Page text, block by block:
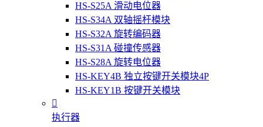
HS-S25A 滑动电位器
HS-S34A 双轴摇杆模块
HS-S32A 旋转编码器
HS-S31A 碰撞传感器
HS-S28A 旋转电位器
HS-KEY4B 独立按键开关模块4P
HS-KEY1B 按键开关模块

执行器